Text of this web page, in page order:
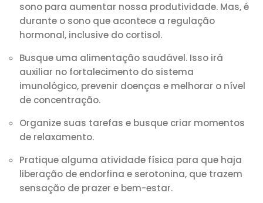
sono para aumentar nossa produtividade. Mas, é
durante o sono que acontece a regulação
hormonal, inclusive do cortisol.
Busque uma alimentação saudável. Isso irá
auxiliar no fortalecimento do sistema
imunológico, prevenir doenças e melhorar o nível
de concentração.
Organize suas tarefas e busque criar momentos
de relaxamento.
Pratique alguma atividade física para que haja
liberação de endorfina e serotonina, que trazem
sensação de prazer e bem-estar.